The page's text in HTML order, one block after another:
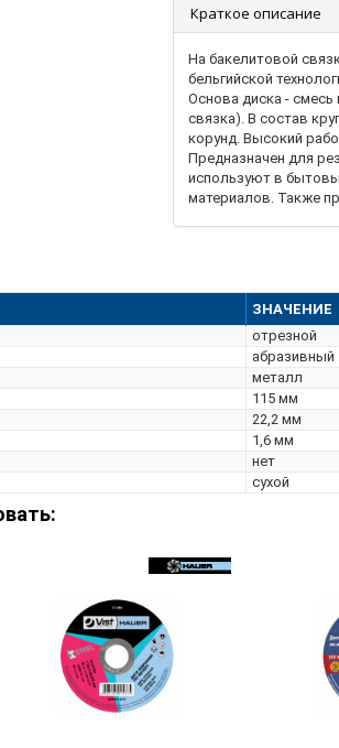
Краткое описание
На бакелитовой
бельгийской
Основа диска -
связка). В состав
корунд. Высокий
Предназначен для
используют в
материалов. Также
ЗНАЧЕНИЕ
отрезной
абразивный
металл
115 мм
22,2 мм
1,6 мм
нет
сухой